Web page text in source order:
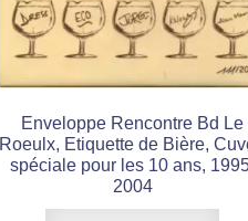
Enveloppe Rencontre Bd Le
Roeulx, Etiquette de Bière,
spéciale pour les 10 ans,
2004